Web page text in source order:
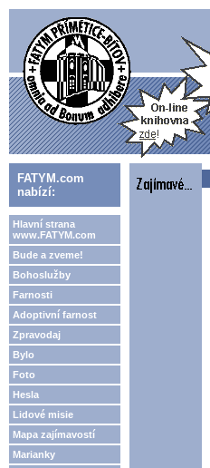
FATYM.com
nabízí:
Hlavní strana
www.FATYM.com
Bude a zveme!
Bohoslužby
Farnosti
Adoptivní farnost
Zpravodaj
Bylo
Foto
Hesla
Lidové misie
Mapa zajímavostí
Marianky